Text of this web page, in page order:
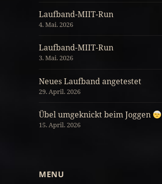
Laufband-MIIT-Run
4. Mai. 2026
Laufband-MIIT-Run
3. Mai. 2026
Neues Laufband angetestet
29. April. 2026
Übel umgeknickt beim Joggen
15. April. 2026
MENU